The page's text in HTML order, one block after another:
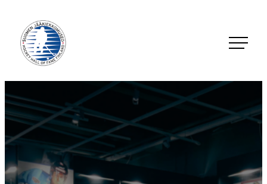
suoraan
sisältöön
Jääkiekkomuseo – Hockey Hall of Fame Finland